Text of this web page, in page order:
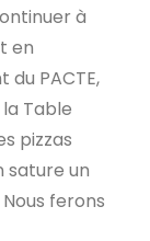
à
en
PACTE,
Table
pizzas
sature un
ferons